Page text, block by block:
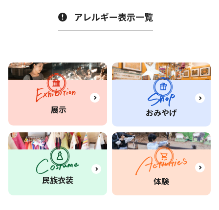
アレルギー表示一覧
展示 おみやげ
民族衣装 体験